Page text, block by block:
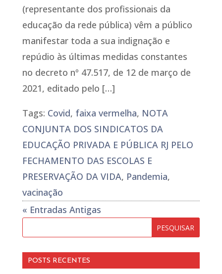
(representante dos profissionais da
educação da rede pública) vêm a público
manifestar toda a sua indignação e
repúdio às últimas medidas constantes
no decreto nº 47.517, de 12 de março de
2021, editado pelo […]
Tags: Covid, faixa vermelha, NOTA
CONJUNTA DOS SINDICATOS DA
EDUCAÇÃO PRIVADA E PÚBLICA RJ PELO
FECHAMENTO DAS ESCOLAS E
PRESERVAÇÃO DA VIDA, Pandemia,
vacinação
« Entradas Antigas
POSTS RECENTES